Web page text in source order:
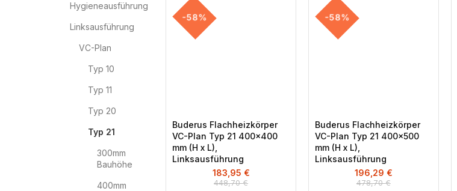
Hygieneausführung
Linksausführung
VC-Plan
Typ 10
Typ 11
Typ 20
Typ 21
300mm
Bauhöhe
400mm
-58%
Buderus Flachheizkörper
VC-Plan Typ 21 400×400
mm (H x L),
Linksausführung
448,70€
183,95 €
-58%
Buderus Flachheizkörper
VC-Plan Typ 21 400×500
mm (H x L),
Linksausführung
478,70€
196,29 €